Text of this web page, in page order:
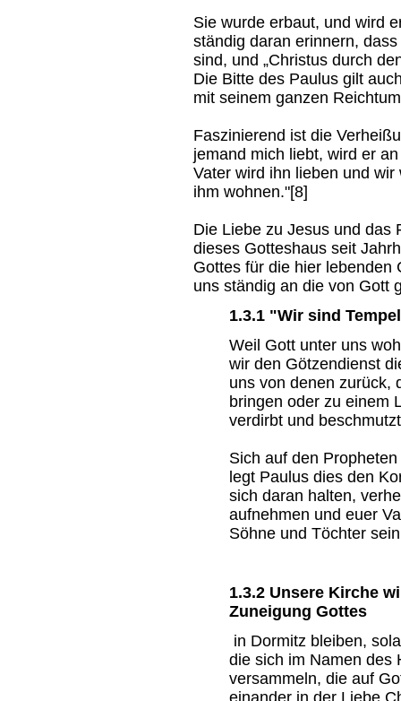
Sie wurde erbaut, und wird
ständig daran erinnern,
sind, und „Christus durch
Die Bitte des Paulus gilt
mit seinem ganzen
Faszinierend ist die
jemand mich liebt, wird er
Vater wird ihn lieben und
ihm wohnen."[8]
Die Liebe zu Jesus und das
dieses Gotteshaus seit
Gottes für die hier lebenden
uns ständig an die von Gott
1.3.1 "Wir sind
Weil Gott unter uns
wir den Götzendienst
uns von denen zurück,
bringen oder zu einem
verdirbt und
Sich auf den
legt Paulus dies den
sich daran halten,
aufnehmen und euer
Söhne und Töchter
1.3.2 Unsere Kirche
Zuneigung Gottes
in Dormitz bleiben,
die sich im Namen des
versammeln, die auf
einander in der Liebe